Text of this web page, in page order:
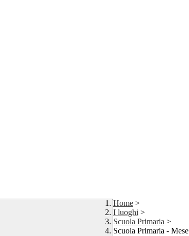
Home >
I luoghi >
Scuola Primaria >
Scuola Primaria - Mese